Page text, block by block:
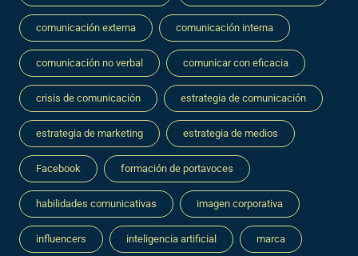
comunicación externa comunicación interna
comunicación no verbal comunicar con eficacia
crisis de comunicación estrategia de comunicación
estrategia de marketing estrategia de medios
Facebook formación de portavoces
habilidades comunicativas imagen corporativa
influencers inteligencia artificial marca